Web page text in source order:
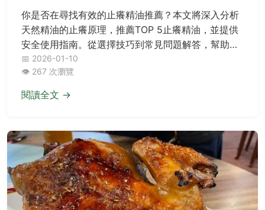
你是否在尋找有效的止癢精油推薦？本文將深入分析
天然精油的止癢原理，推薦TOP 5止癢精油，並提供
安全使用指南。從選擇技巧到常見問題解答，幫助你
徹底解決皮膚瘙癢問題，享受舒適生活。
📅 2026-01-10
👁️ 267 次瀏覽
閱讀全文 →